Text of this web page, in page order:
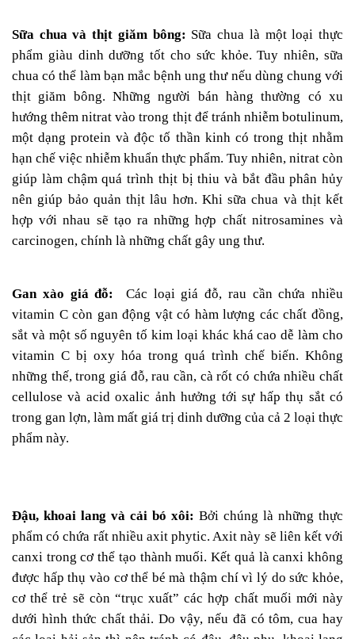
Sữa chua và thịt giăm bông: Sữa chua là một loại thực
phẩm giàu dinh dưỡng tốt cho sức khỏe. Tuy nhiên, sữa
chua có thể làm bạn mắc bệnh ung thư nếu dùng chung với
thịt giăm bông. Những người bán hàng thường có xu
hướng thêm nitrat vào trong thịt để tránh nhiễm botulinum,
một dạng protein và độc tố thần kinh có trong thịt nhằm
hạn chế việc nhiễm khuẩn thực phẩm. Tuy nhiên, nitrat còn
giúp làm chậm quá trình thịt bị thiu và bắt đầu phân hủy
nên giúp bảo quản thịt lâu hơn. Khi sữa chua và thịt kết
hợp với nhau sẽ tạo ra những hợp chất nitrosamines và
carcinogen, chính là những chất gây ung thư.
Gan xào giá đỗ:
Các loại giá đỗ, rau cần chứa nhiều
vitamin C còn gan động vật có hàm lượng các chất đồng,
sắt và một số nguyên tố kim loại khác khá cao dễ làm cho
vitamin C bị oxy hóa trong quá trình chế biến. Không
những thế, trong giá đỗ, rau cần, cà rốt có chứa nhiều chất
cellulose và acid oxalic ảnh hưởng tới sự hấp thụ sắt có
trong gan lợn, làm mất giá trị dinh dưỡng của cả 2 loại thực
phẩm này.
Đậu, khoai lang và cải bó xôi: Bởi chúng là những thực
phẩm có chứa rất nhiều axit phytic. Axit này sẽ liên kết với
canxi trong cơ thể tạo thành muối. Kết quả là canxi không
được hấp thụ vào cơ thể bé mà thậm chí vì lý do sức khỏe,
cơ thể trẻ sẽ còn “trục xuất” các hợp chất muối mới này
dưới hình thức chất thải. Do vậy, nếu đã có tôm, cua hay